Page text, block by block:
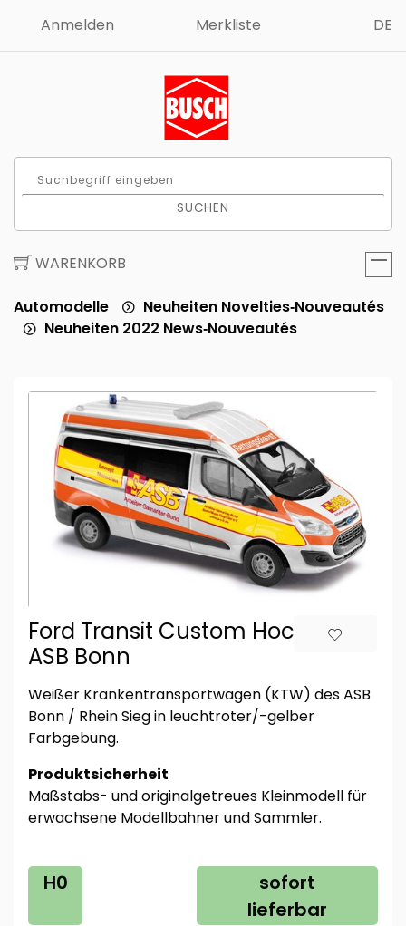
Anmelden Merkliste DE
SUCHEN
WARENKORB
Automodelle
Neuheiten Novelties‑Nouveautés
Neuheiten 2022 News‑Nouveautés
Ford Transit Custom Hochdach,
ASB Bonn
Weißer Krankentransportwagen (KTW) des ASB
Bonn / Rhein Sieg in leuchtroter/-gelber
Farbgebung.
Produktsicherheit
Maßstabs- und originalgetreues Kleinmodell für
erwachsene Modellbahner und Sammler.
H0
sofort
lieferbar